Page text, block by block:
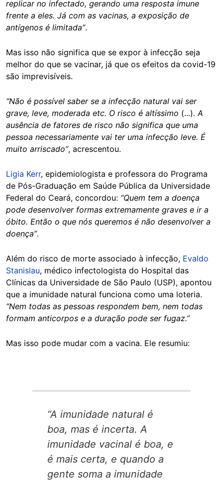
replicar no infectado, gerando uma resposta imune
frente a eles. Já com as vacinas, a exposição de
antígenos é limitada”.
Mas isso não significa que se expor à infecção seja
melhor do que se vacinar, já que os efeitos da covid-19
são imprevisíveis.
“Não é possível saber se a infecção natural vai ser
grave, leve, moderada etc. O risco é altíssimo (...). A
ausência de fatores de risco não significa que uma
pessoa necessariamente vai ter uma infecção leve. É
muito arriscado”, acrescentou.
Ligia Kerr, epidemiologista e professora do Programa
de Pós-Graduação em Saúde Pública da Universidade
Federal do Ceará, concordou: “Quem tem a doença
pode desenvolver formas extremamente graves e ir a
óbito. Então o que nós queremos é não desenvolver a
doença”.
Além do risco de morte associado à infecção, Evaldo
Stanislau, médico infectologista do Hospital das
Clínicas da Universidade de São Paulo (USP), apontou
que a imunidade natural funciona como uma loteria.
“Nem todas as pessoas respondem bem, nem todas
formam anticorpos e a duração pode ser fugaz.”
Mas isso pode mudar com a vacina. Ele resumiu:
“A imunidade natural é
boa, mas é incerta. A
imunidade vacinal é boa, e
é mais certa, e quando a
gente soma a imunidade